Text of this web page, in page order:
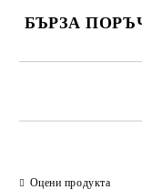
БЪРЗА
Оцени продукта